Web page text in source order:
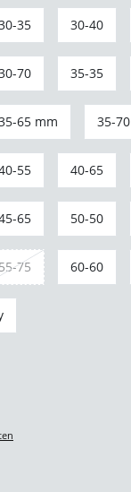
35 30-40
70 35-35
65 mm 35-70
55 40-65
65 50-50
75 60-60